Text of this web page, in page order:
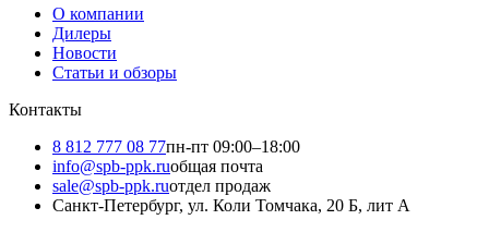
О компании
Дилеры
Новости
Статьи и обзоры
Контакты
8 812 777 08 77пн-пт 09:00–18:00
info@spb-ppk.ruобщая почта
sale@spb-ppk.ruотдел продаж
Санкт-Петербург, ул. Коли Томчака, 20 Б, лит А